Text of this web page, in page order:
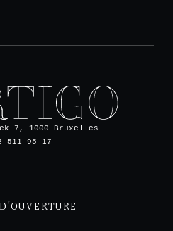
7, 1000 Bruxelles
511 95 17